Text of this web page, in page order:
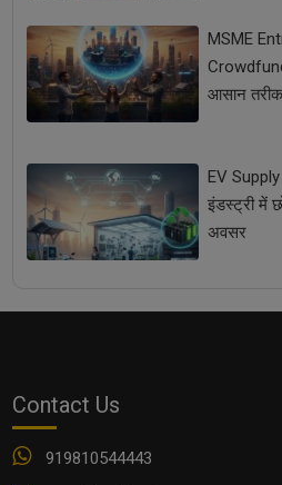
के लिए सुनहरे अवसर
MSME
आसान
EV
इंडस्ट्री में
अवसर
Contact Us
919810544443